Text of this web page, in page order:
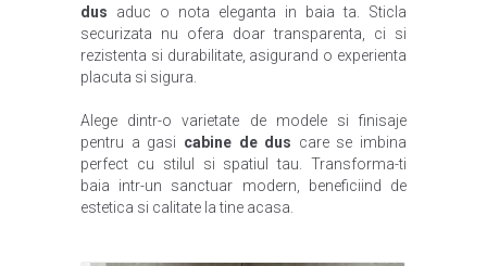
dus aduc o nota eleganta in baia ta. Sticla
securizata nu ofera doar transparenta, ci si
rezistenta si durabilitate, asigurand o experienta
placuta si sigura.
Alege dintr-o varietate de modele si finisaje
pentru a gasi cabine de dus care se imbina
perfect cu stilul si spatiul tau. Transforma-ti
baia intr-un sanctuar modern, beneficiind de
estetica si calitate la tine acasa.